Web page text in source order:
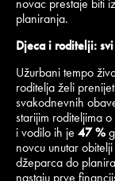
novac prestaje biti
planiranja.
Djeca i roditelji:
Užurbani tempo
roditelja želi
svakodnevnih
starijim roditeljima
i vodilo ih je 47 %
novcu unutar
džeparca do
nastaju prve